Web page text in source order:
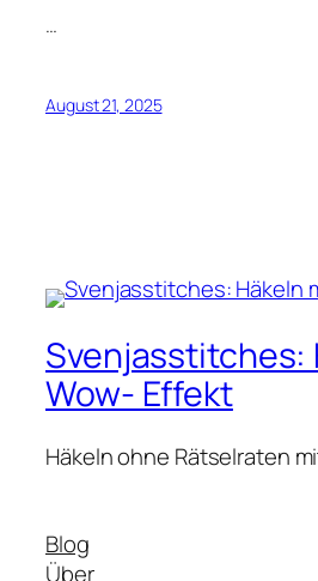
…
August 21, 2025
Svenjasstitches:
Wow- Effekt
Häkeln ohne Rätselraten
Blog
Über